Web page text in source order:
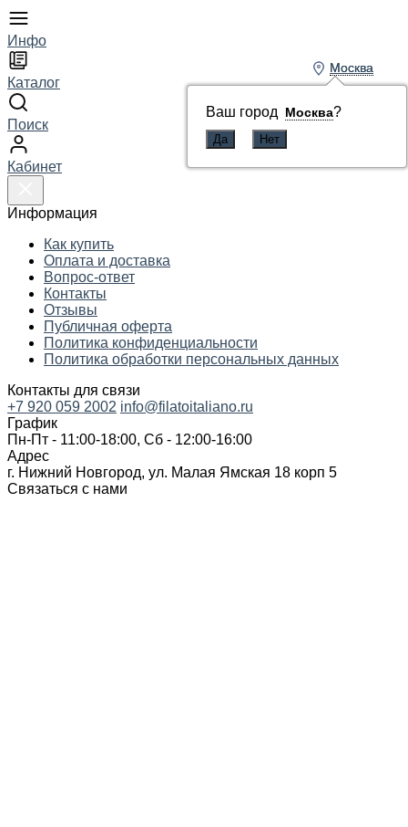
Инфо
Каталог
Поиск
Кабинет
Информация
Как купить
Оплата и доставка
Вопрос-ответ
Контакты
Отзывы
Публичная оферта
Политика конфиденциальности
Политика обработки персональных данных
Контакты для связи
Москва
Ваш город Москва?
+7 920 059 2002 info@filatoitaliano.ru
График
Пн-Пт - 11:00-18:00, Сб - 12:00-16:00
Адрес
г. Нижний Новгород, ул. Малая Ямская 18 корп 5
Связаться с нами
Москва
Ваш город Москва?